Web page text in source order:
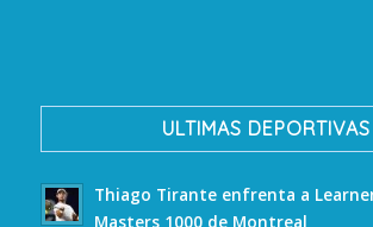
ULTIMAS DEPORTIVAS
Thiago Tirante enfrenta a
Masters 1000 de Montreal